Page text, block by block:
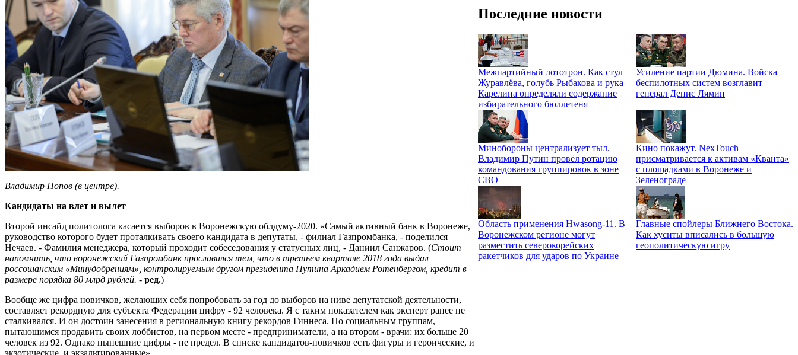
Владимир Попов (в центре).
Кандидаты на влет и вылет
Второй инсайд политолога касается выборов в Воронежскую облдуму-2020. «Самый активный банк в Воронеже,
руководство которого будет проталкивать своего кандидата в депутаты, - филиал Газпромбанка, - поделился
Нечаев. - Фамилия менеджера, который проходит собеседования у статусных лиц, - Даниил Санжаров. (Стоит
напомнить, что воронежский Газпромбанк прославился тем, что в третьем квартале 2018 года выдал
россошанским «Минудобрениям», контролируемым другом президента Путина Аркадием Ротенбергом, кредит в
размере порядка 80 млрд рублей. - ред.)
Вообще же цифра новичков, желающих себя попробовать за год до выборов на ниве депутатской деятельности,
составляет рекордную для субъекта Федерации цифру - 92 человека. Я с таким показателем как эксперт ранее не
сталкивался. И он достоин занесения в региональную книгу рекордов Гиннеса. По социальным группам,
пытающимся продавить своих лоббистов, на первом месте - предприниматели, а на втором - врачи: их больше 20
человек из 92. Однако нынешние цифры - не предел. В списке кандидатов-новичков есть фигуры и героические, и
Последние новости
Межпартийный лототрон. Как стул
Журавлёва, голубь Рыбакова и рука
Карелина определяли содержание
избирательного бюллетеня
Усиление партии Дюмина. Войска
беспилотных систем возглавит
генерал Денис Лямин
Минобороны централизует тыл.
Владимир Путин провёл ротацию
командования группировок в зоне
СВО
Кино покажут. NexTouch
присматривается к активам «Кванта»
с площадками в Воронеже и
Зеленограде
Область применения Hwasong-11. В
Воронежском регионе могут
разместить северокорейских
ракетчиков для ударов по Украине
Главные спойлеры Ближнего Востока.
Как хуситы вписались в большую
геополитическую игру